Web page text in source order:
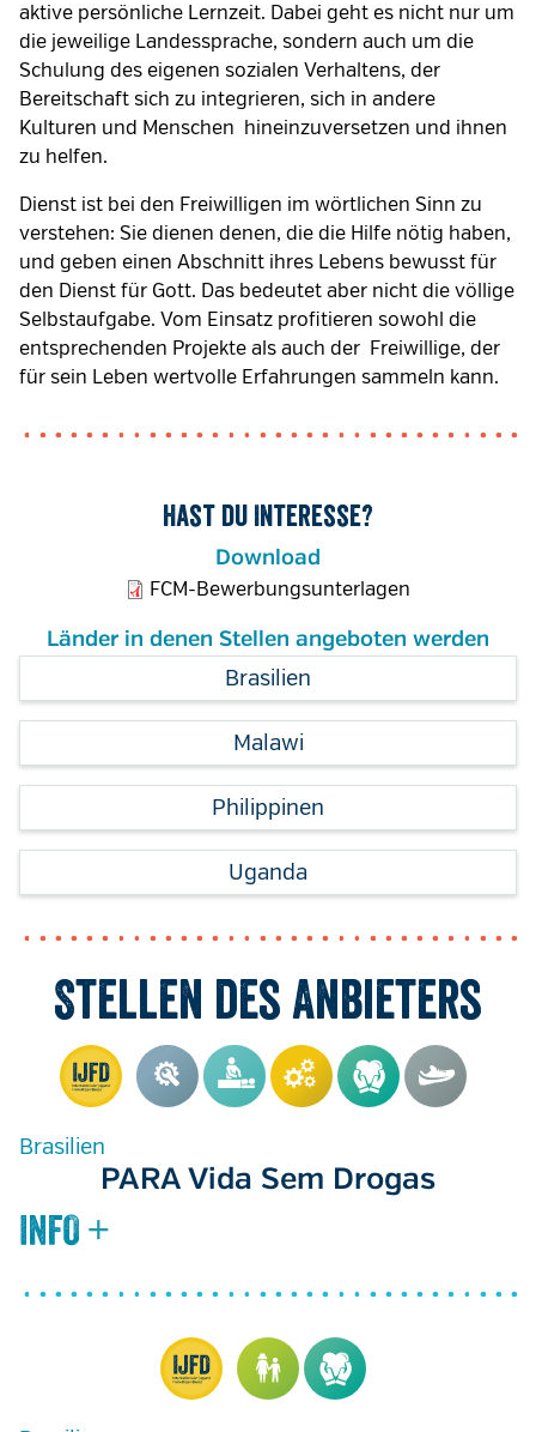
aktive persönliche Lernzeit. Dabei geht es nicht nur um
die jeweilige Landessprache, sondern auch um die
Schulung des eigenen sozialen Verhaltens, der
Bereitschaft sich zu integrieren, sich in andere
Kulturen und Menschen hineinzuversetzen und ihnen
zu helfen.
Dienst ist bei den Freiwilligen im wörtlichen Sinn zu
verstehen: Sie dienen denen, die die Hilfe nötig haben,
und geben einen Abschnitt ihres Lebens bewusst für
den Dienst für Gott. Das bedeutet aber nicht die völlige
Selbstaufgabe. Vom Einsatz profitieren sowohl die
entsprechenden Projekte als auch der Freiwillige, der
für sein Leben wertvolle Erfahrungen sammeln kann.
Hast du Interesse?
Download
FCM-Bewerbungsunterlagen
Länder in denen Stellen angeboten werden
Brasilien
Malawi
Philippinen
Uganda
Stellen des Anbieters
Brasilien
PARA Vida Sem Drogas